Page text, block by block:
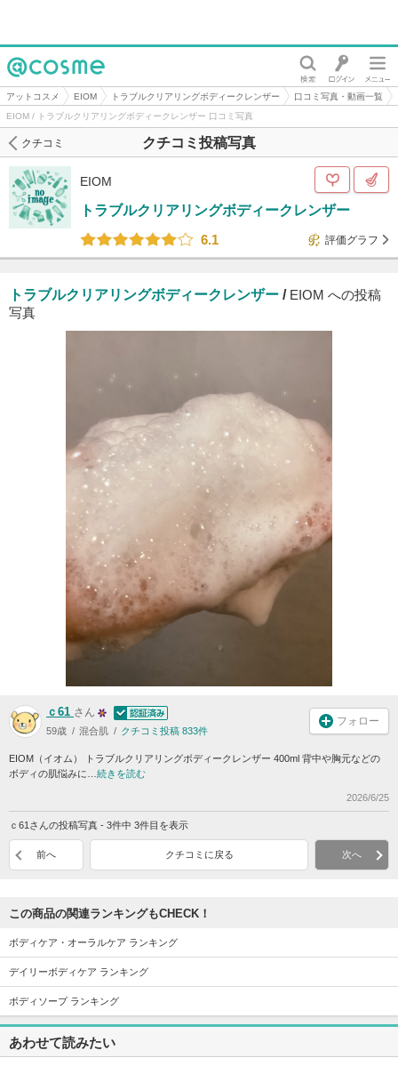
@cosme
アットコスメ EIOM トラブルクリアリングボディークレンザー 口コミ写真・動画一覧
EIOM / トラブルクリアリングボディークレンザー 口コミ写真
クチコミ投稿写真
クチコミ
EIOM
トラブルクリアリングボディークレンザー
6.1
評価グラフ
トラブルクリアリングボディークレンザー / EIOM への投稿
写真
ｃ61 さん
59歳 混合肌 クチコミ投稿 833件
フォロー
EIOM（イオム） トラブルクリアリングボディークレンザー 400ml 背中や胸元などの
ボディの肌悩みに… 続きを読む
2026/6/25
ｃ61さんの投稿写真 - 3件中 3件目を表示
前へ クチコミに戻る 次へ
この商品の関連ランキングもCHECK！
ボディケア・オーラルケア ランキング
デイリーボディケア ランキング
ボディソープ ランキング
あわせて読みたい